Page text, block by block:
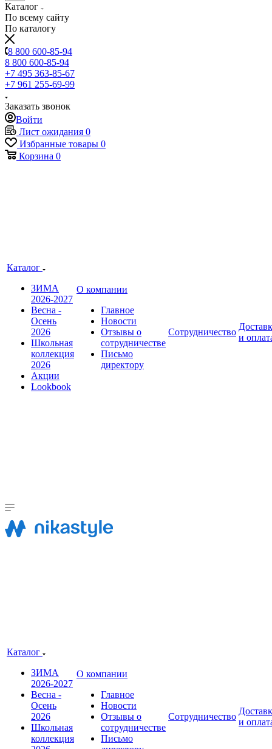
Каталог
По всему сайту
По каталогу
8 800 600-85-94
8 800 600-85-94
+7 495 363-85-67
+7 961 255-69-99
Заказать звонок
Войти
Лист ожидания 0
Избранные товары 0
Корзина 0
Каталог
ЗИМА
2026-2027
Весна -
Осень
2026
Школьная
коллекция
2026
Акции
Lookbook
О компании
Главное
Новости
Отзывы о
сотрудничестве
Письмо
директору
Сотрудничество
и
Каталог
ЗИМА
2026-2027
Весна -
Осень
2026
Школьная
коллекция
О компании
Главное
Новости
Отзывы о
сотрудничестве
Письмо
Сотрудничество
и